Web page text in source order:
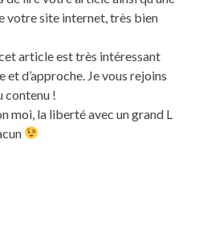
votre site internet, très bien
article est très intéressant
et d’approche. Je vous rejoins
contenu !
moi, la liberté avec un grand L